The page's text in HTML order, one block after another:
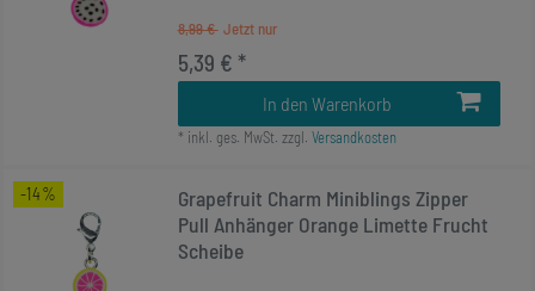
8,99 €
5,39 € *
In den Warenkorb
* inkl. ges. MwSt. zzgl. Versandkosten
-14%
Grapefruit Charm Miniblings Zipper
Pull Anhänger Orange Limette Frucht
Scheibe